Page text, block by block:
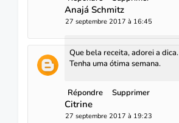
Anajá Schmitz
27 septembre 2017 à 16:45
Que bela receita, adorei a dica.
Tenha uma ótima semana.
Répondre Supprimer
Citrine
27 septembre 2017 à 19:23